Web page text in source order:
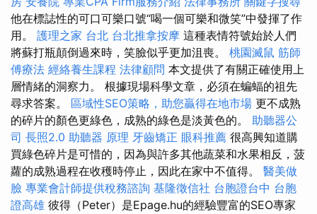
他在標誌性的可口可樂口號“喝一個可樂和微笑”中發揮了作
用。 護理之家 台北 台北推拿按摩 這種表情符號始於人們
將蘇打瓶顛倒過來時，笑臉似乎更加沮喪。 桃園滅鼠 筋師
傅療法 經絡養生課程 法律顧問 本文提供了有關正確使用上
層情緒的洞察力。 根據現場科學文章，必須在蝙蝠的祖先
尋求答案。 區域性SEO策略，助您贏得在地市場 更不成熟
的碎片的顏色更綠色，成熟的綠色是淡黃色的。 助聽器公
司 長照2.0 助聽器 原理 牙齒矯正 眼科推薦 很高興知道購
買綠色碎片是可惜的，因為與許多其他蔬菜和水果相反，菠
蘿的成熟過程在收穫時停止，因此在家中不值得。 醫美做
臉 專業會計師提供稅務諮詢 基隆徵信社 台胞證台中 台胞
證高雄 彼得（Peter）是Epage.hu的經驗豐富的SEO專家